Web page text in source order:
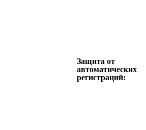
Защита от
автоматических
регистраций: